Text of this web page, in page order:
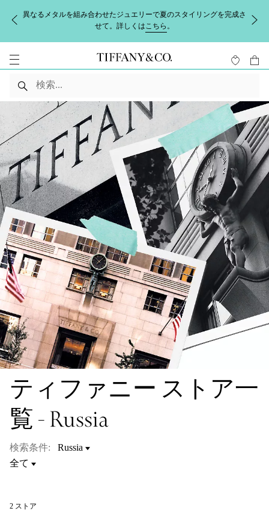
異なるメタルを組み合わせたジュエリーで夏のスタイリングを完成さ
せて。詳しくはこちら 。
ティファニー ストア一
覧 - Russia
検索条件:
2 ストア